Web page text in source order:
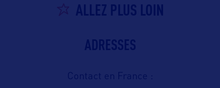
ALLEZ PLUS LOIN
ADRESSES
Contact en France :